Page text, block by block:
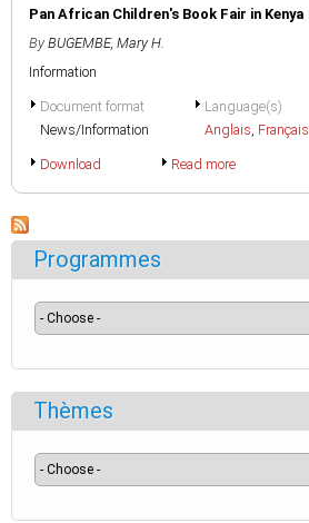
Pan African Children's Book Fair in Kenya
By BUGEMBE, Mary H.
Information
Document format
News/Information
Language(s)
Anglais, Français
Download Read more
Programmes
Thèmes